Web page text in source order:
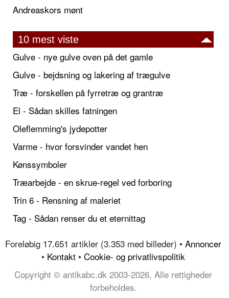
Andreaskors mønt
10 mest viste
Gulve - nye gulve oven på det gamle
Gulve - bejdsning og lakering af trægulve
Træ - forskellen på fyrretræ og grantræ
El - Sådan skilles fatningen
Oleflemming's jydepotter
Varme - hvor forsvinder vandet hen
Kønssymboler
Træarbejde - en skrue-regel ved forboring
Trin 6 - Rensning af maleriet
Tag - Sådan renser du et eternittag
Foreløbig 17.651 artikler (3.353 med billeder) • Annoncer
• Kontakt • Cookie- og privatlivspolitik
Copyright © antikabc.dk 2003-2026, Alle rettigheder
forbeholdes.